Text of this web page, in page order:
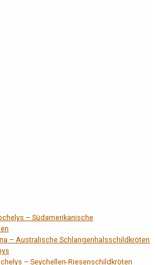
– Südamerikanische
– Australische Schlangenhalsschildkröten
– Seychellen-Riesenschildkröten